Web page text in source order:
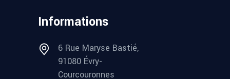
Informations
6 Rue Maryse Bastié,
91080 Évry-
Courcouronnes